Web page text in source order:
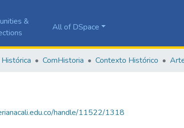
&
All of DSpace
ComHistoria Contexto Histórico
handle/11522/1318